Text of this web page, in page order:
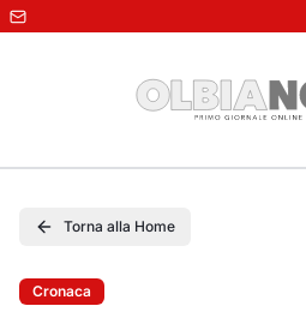
Torna alla Home
Cronaca